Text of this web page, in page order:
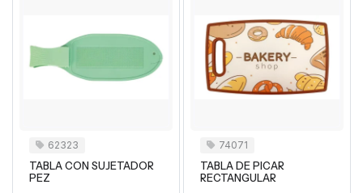
62323
TABLA CON SUJETADOR
PEZ
74071
TABLA DE PICAR
RECTANGULAR